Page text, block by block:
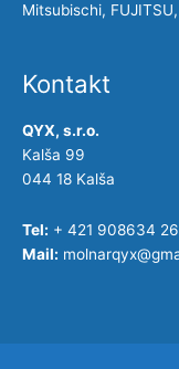
Mitsubischi,
Kontakt
QYX, s.r.o.
Kalša 99
044 18 Kalša
Tel: + 421 908634
Mail: